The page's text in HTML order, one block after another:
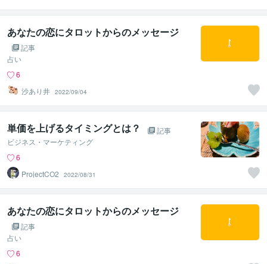
あなたの恋にタロットからのメッセージ
記事
占い
6
沙あり井 2022/09/04
単価を上げるタイミングとは？
記事
ビジネス・マーケティング
6
ProjectCO2
2022/08/31
あなたの恋にタロットからのメッセージ
記事
占い
6